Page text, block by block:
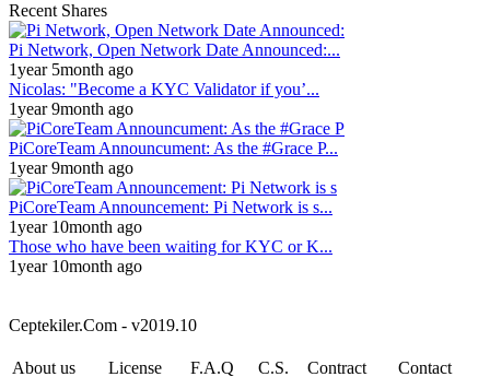
Recent Shares
Pi Network, Open Network Date Announced:...
1year 5month ago
Nicolas: "Become a KYC Validator if you’...
1year 9month ago
PiCoreTeam Announcument: As the #Grace P...
1year 9month ago
PiCoreTeam Announcement: Pi Network is s...
1year 10month ago
Those who have been waiting for KYC or K...
1year 10month ago
Ceptekiler.Com - v2019.10
About us License F.A.Q C.S. Contract Contact